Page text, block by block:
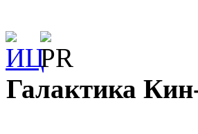
Галактика